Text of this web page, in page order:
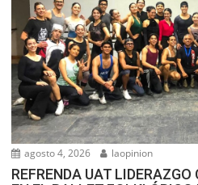
agosto 4, 2026 laopinion
REFRENDA UAT